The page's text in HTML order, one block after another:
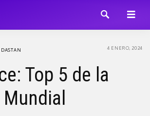
4 ENERO, 2024
DASTAN
Top 5 de la